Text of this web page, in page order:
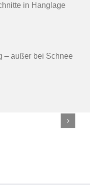
in Hanglage
– außer bei Schnee